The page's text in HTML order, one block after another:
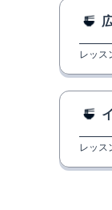
レッス
レッス